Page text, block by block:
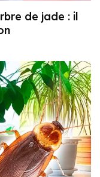
de jade : il